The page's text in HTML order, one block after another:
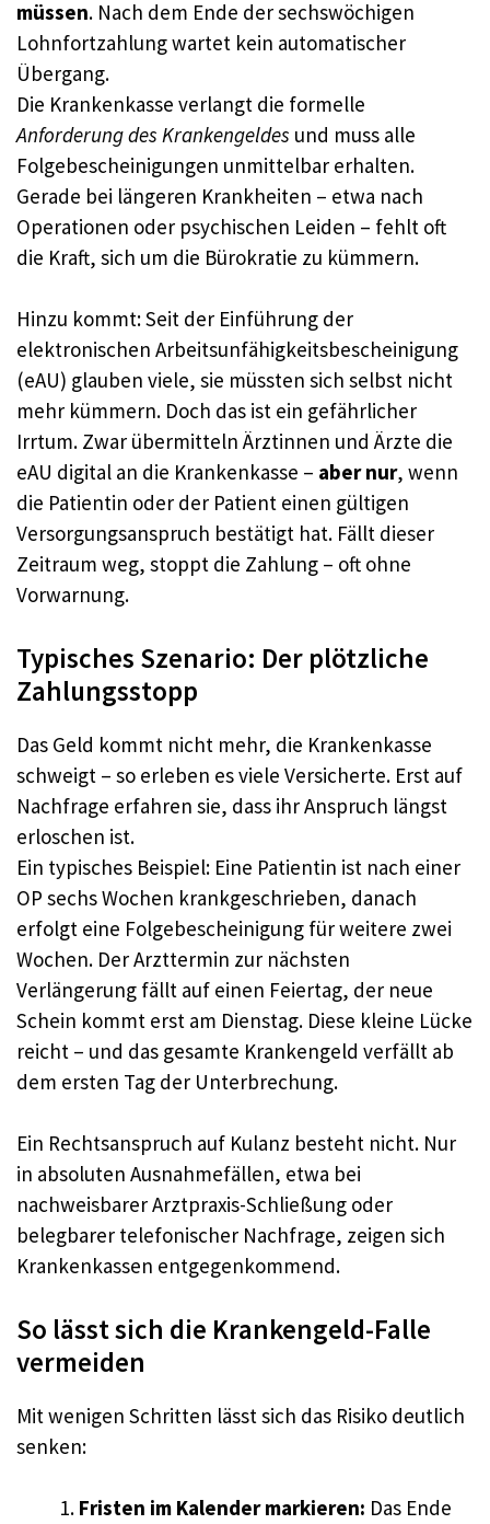
müssen. Nach dem Ende der sechswöchigen
Lohnfortzahlung wartet kein automatischer
Übergang.
Die Krankenkasse verlangt die formelle
Anforderung des Krankengeldes und muss alle
Folgebescheinigungen unmittelbar erhalten.
Gerade bei längeren Krankheiten – etwa nach
Operationen oder psychischen Leiden – fehlt oft
die Kraft, sich um die Bürokratie zu kümmern.
Hinzu kommt: Seit der Einführung der
elektronischen Arbeitsunfähigkeitsbescheinigung
(eAU) glauben viele, sie müssten sich selbst nicht
mehr kümmern. Doch das ist ein gefährlicher
Irrtum. Zwar übermitteln Ärztinnen und Ärzte die
eAU digital an die Krankenkasse – aber nur, wenn
die Patientin oder der Patient einen gültigen
Versorgungsanspruch bestätigt hat. Fällt dieser
Zeitraum weg, stoppt die Zahlung – oft ohne
Vorwarnung.
Typisches Szenario: Der plötzliche
Zahlungsstopp
Das Geld kommt nicht mehr, die Krankenkasse
schweigt – so erleben es viele Versicherte. Erst auf
Nachfrage erfahren sie, dass ihr Anspruch längst
erloschen ist.
Ein typisches Beispiel: Eine Patientin ist nach einer
OP sechs Wochen krankgeschrieben, danach
erfolgt eine Folgebescheinigung für weitere zwei
Wochen. Der Arzttermin zur nächsten
Verlängerung fällt auf einen Feiertag, der neue
Schein kommt erst am Dienstag. Diese kleine Lücke
reicht – und das gesamte Krankengeld verfällt ab
dem ersten Tag der Unterbrechung.
Ein Rechtsanspruch auf Kulanz besteht nicht. Nur
in absoluten Ausnahmefällen, etwa bei
nachweisbarer Arztpraxis-Schließung oder
belegbarer telefonischer Nachfrage, zeigen sich
Krankenkassen entgegenkommend.
So lässt sich die Krankengeld-Falle
vermeiden
Mit wenigen Schritten lässt sich das Risiko deutlich
senken:
Fristen im Kalender markieren: Das Ende